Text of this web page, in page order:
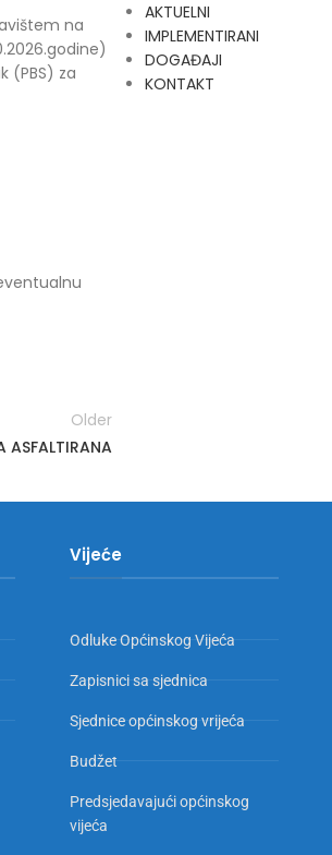
na
(PBS) za
Older
ASFALTIRANA
AKTUELNI
IMPLEMENTIRANI
DOGAĐAJI
KONTAKT
Vijeće
Odluke Općinskog Vijeća
Zapisnici sa sjednica
Sjednice općinskog vrijeća
Budžet
Predsjedavajući općinskog
vijeća